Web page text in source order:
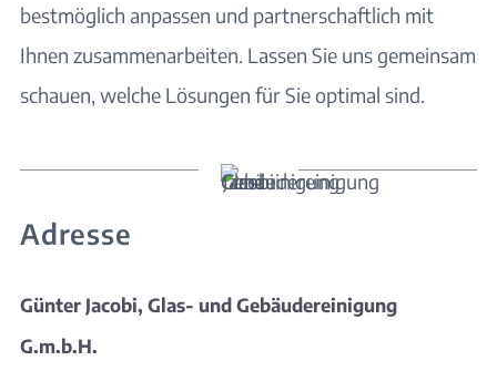
bestmöglich anpassen und partnerschaftlich mit
Ihnen zusammenarbeiten. Lassen Sie uns gemeinsam
schauen, welche Lösungen für Sie optimal sind.
Adresse
Günter Jacobi, Glas- und Gebäudereinigung
G.m.b.H.